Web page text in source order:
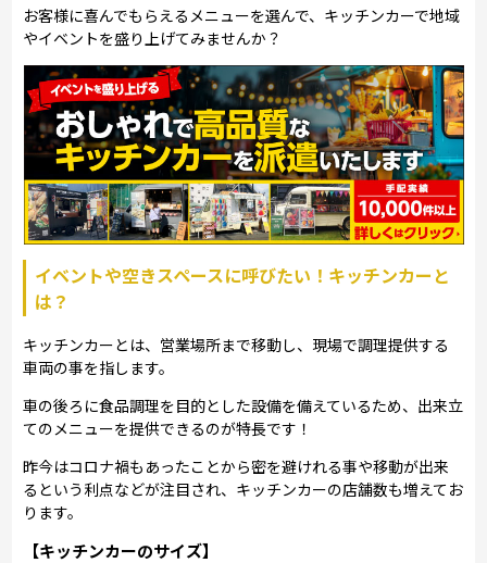
お客様に喜んでもらえるメニューを選んで、キッチンカーで地域
やイベントを盛り上げてみませんか？
イベントや空きスペースに呼びたい！キッチンカーと
は？
キッチンカーとは、営業場所まで移動し、現場で調理提供する
車両の事を指します。
車の後ろに食品調理を目的とした設備を備えているため、出来立
てのメニューを提供できるのが特長です！
昨今はコロナ禍もあったことから密を避けれる事や移動が出来
るという利点などが注目され、キッチンカーの店舗数も増えてお
ります。
【キッチンカーのサイズ】